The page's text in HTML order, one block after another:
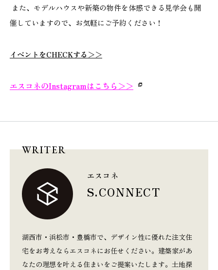
また、モデルハウスや新築の物件を体感できる見学会も開
催していますので、お気軽にご予約ください！
イベントをCHECKする＞＞
エスコネのInstagramはこちら ＞＞
WRITER
エスコネ
S.CONNECT
湖西市・浜松市・豊橋市で、デザイン性に優れた注文住
宅をお考えならエスコネにお任せください。建築家があ
なたの理想を叶える住まいをご提案いたします。土地探